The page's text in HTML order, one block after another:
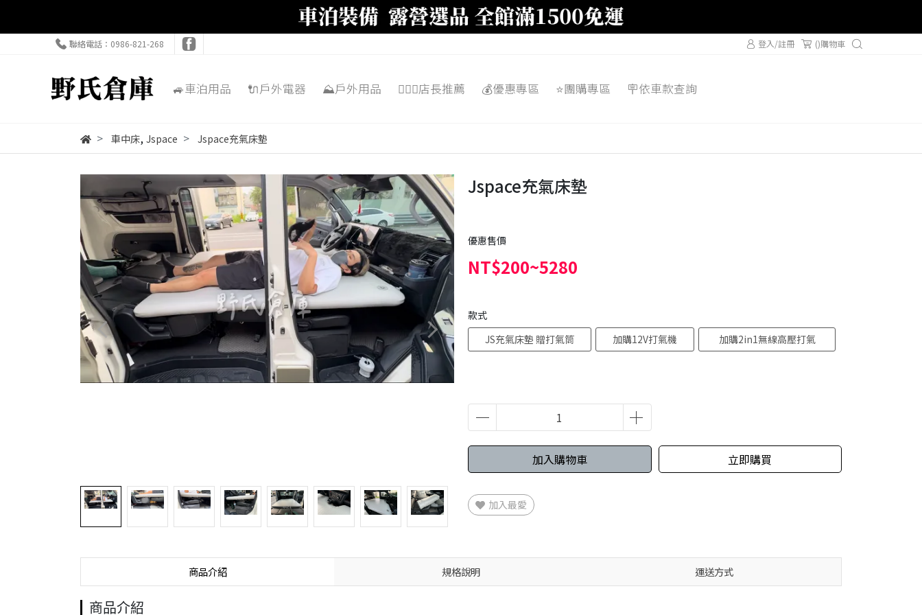
聯絡電話：0986-821-268 登入/註冊 ()購物車
🚙車泊用品 🔌戶外電器 ⛰️戶外用品 🙋🏼‍♂️店長推薦 💰優惠專區 ⭐️團購專區 🪧依車款查詢
車中床, Jspace Jspace充氣床墊
Jspace充氣床墊
優惠售價
NT$200~5280
款式
JS充氣床墊 贈打氣筒
加購12V打氣機
加購2in1無線高壓打氣
機
加入購物車 立即購買
加入最愛
商品介紹 規格說明 運送方式
商品介紹